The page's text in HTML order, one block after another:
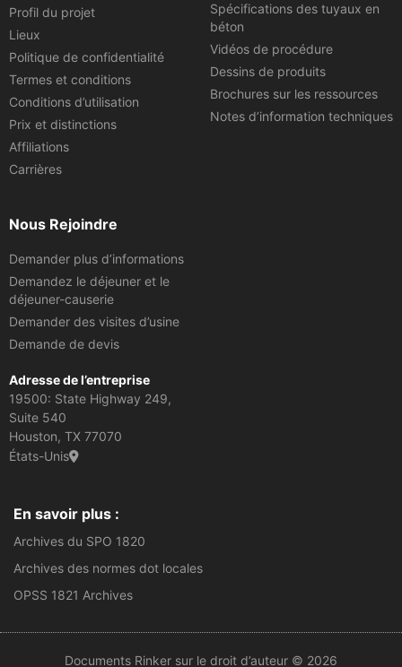
Profil du projet
Lieux
Politique de confidentialité
Termes et conditions
Conditions d’utilisation
Prix et distinctions
Affiliations
Carrières
Spécifications des tuyaux en
béton
Vidéos de procédure
Dessins de produits
Brochures sur les ressources
Notes d’information techniques
Nous Rejoindre
Demander plus d’informations
Demandez le déjeuner et le
déjeuner-causerie
Demander des visites d’usine
Demande de devis
Adresse de l’entreprise
19500: State Highway 249,
Suite 540
Houston, TX 77070
États-Unis
En savoir plus :
Archives du SPO 1820
Archives des normes dot locales
OPSS 1821 Archives
Documents Rinker sur le droit d’auteur © 2026